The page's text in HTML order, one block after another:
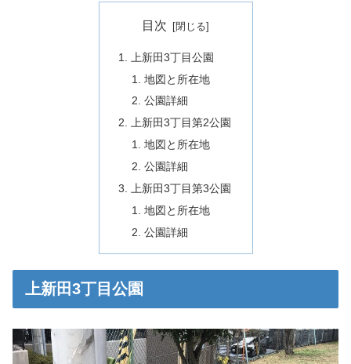
目次
上新田3丁目公園
地図と所在地
公園詳細
上新田3丁目第2公園
地図と所在地
公園詳細
上新田3丁目第3公園
地図と所在地
公園詳細
上新田3丁目公園